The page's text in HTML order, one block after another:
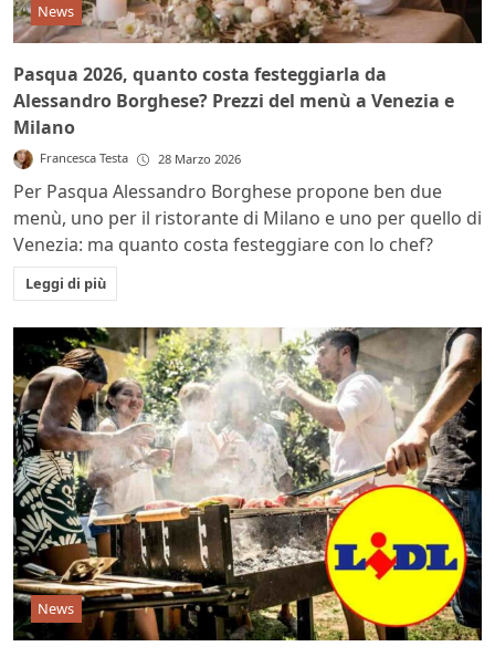
News
Pasqua 2026, quanto costa festeggiarla da
Alessandro Borghese? Prezzi del menù a Venezia e
Milano
Francesca Testa 28 Marzo 2026
Per Pasqua Alessandro Borghese propone ben due
menù, uno per il ristorante di Milano e uno per quello di
Venezia: ma quanto costa festeggiare con lo chef?
Leggi di più
News